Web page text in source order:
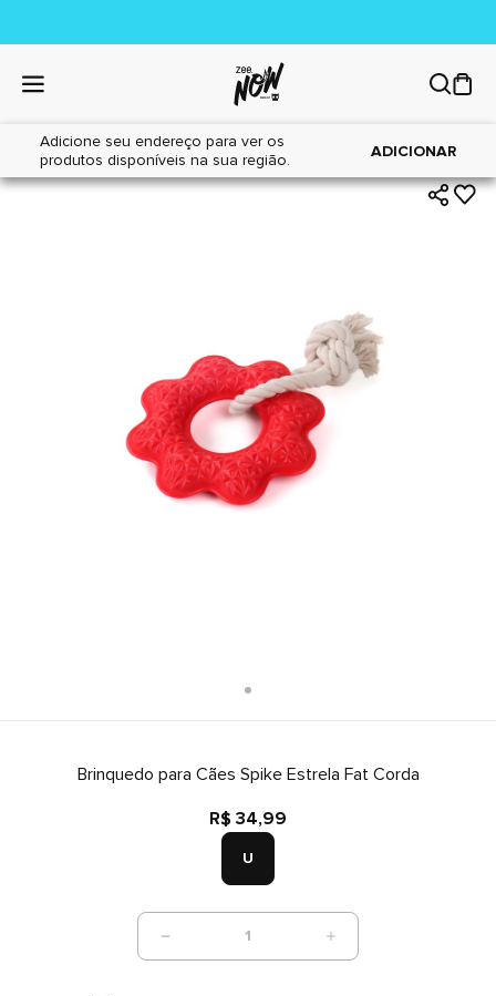
Adicione seu endereço para ver os
produtos disponíveis na sua região.
ADICIONAR
Home|Cães|Brinquedos
Brinquedo para Cães Spike Estrela Fat Corda
R$ 34,99
U
1